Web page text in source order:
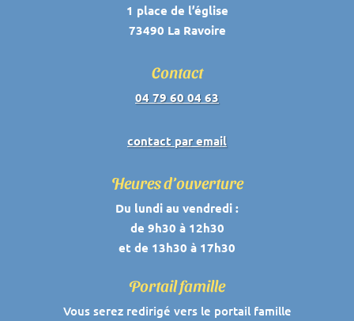
1 place de l’église
73490 La Ravoire
Contact
04 79 60 04 63
contact par email
Heures d’ouverture
Du lundi au vendredi :
de 9h30 à 12h30
et de 13h30 à 17h30
Portail famille
Vous serez redirigé vers le portail famille